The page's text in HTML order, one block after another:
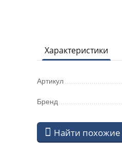
Характеристики
Артикул
Бренд
Найти похожие